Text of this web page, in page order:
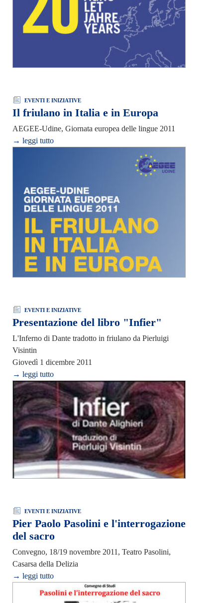
EVENTI E INIZIATIVE
Il friulano in Italia e in Europa
AEGEE-Udine, Giornata europea delle lingue 2011
→ leggi tutto
EVENTI E INIZIATIVE
Presentazione del libro "Infier"
L'Inferno di Dante tradotto in friulano da Pierluigi
Visintin
Giovedì 1 dicembre 2011
→ leggi tutto
EVENTI E INIZIATIVE
Pier Paolo Pasolini e l'interrogazione
del sacro
Convegno, 18/19 novembre 2011, Teatro Pasolini,
Casarsa della Delizia
→ leggi tutto